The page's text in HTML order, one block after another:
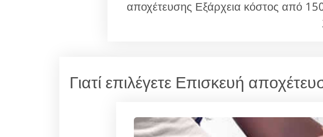
αποχέτευσης Εξάρχεια κόστος από
Γιατί επιλέγετε Επισκευή